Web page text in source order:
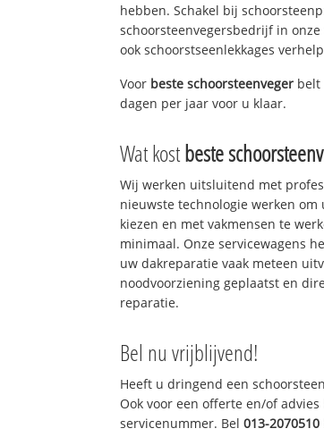
hebben. Schakel bij
schoorsteenvegersbedrijf in
ook schoorstseenlekkages
Voor beste schoorsteenveger belt
dagen per jaar voor u klaar.
Wat kostbeste
Wij werken uitsluitend met
nieuwste technologie werken
kiezen en met vakmensen te
minimaal. Onze servicewagens
uw dakreparatie vaak meteen
noodvoorziening geplaatst en
reparatie.
Bel nu vrijblijvend!
Heeft u dringend een
Ook voor een offerte en/of
servicenummer. Bel013-2070510